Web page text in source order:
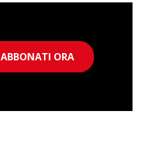
ABBONATI ORA